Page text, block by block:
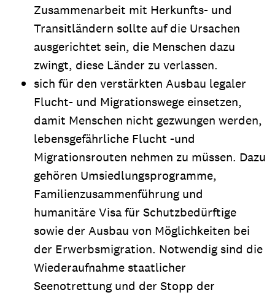
Zusammenarbeit mit Herkunfts- und
Transitländern sollte auf die Ursachen
ausgerichtet sein, die Menschen dazu
zwingt, diese Länder zu verlassen.
sich für den verstärkten Ausbau legaler
Flucht- und Migrationswege einsetzen,
damit Menschen nicht gezwungen werden,
lebensgefährliche Flucht -und
Migrationsrouten nehmen zu müssen. Dazu
gehören Umsiedlungsprogramme,
Familienzusammenführung und
humanitäre Visa für Schutzbedürftige
sowie der Ausbau von Möglichkeiten bei
der Erwerbsmigration. Notwendig sind die
Wiederaufnahme staatlicher
Seenotrettung und der Stopp der